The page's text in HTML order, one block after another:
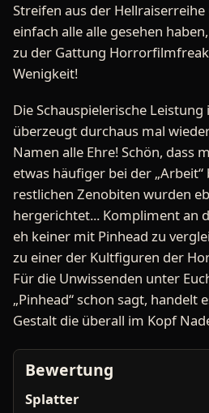
Streifen aus der
einfach alle alle gesehen
zu der Gattung
Wenigkeit!
Die Schauspielerische
überzeugt durchaus mal
Namen alle Ehre! Schön, dass
etwas häufiger bei der
restlichen Zenobiten wurden
hergerichtet... Kompliment an
eh keiner mit Pinhead zu
zu einer der Kultfiguren der
Für die Unwissenden unter
„Pinhead“ schon sagt, handelt
Gestalt die überall im Kopf
Bewertung
Splatter